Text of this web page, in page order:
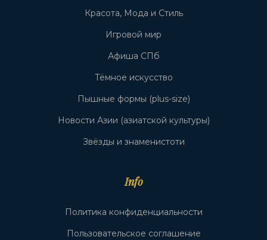
Красота, Мода и Стиль
Игровой мир
Афиша СПб
Тёмное искусство
Пышные формы (plus-size)
Новости Азии (азиатской культуры)
Звёзды и знаменистоти
Info
Политика конфиденциальности
Пользовательское соглашение